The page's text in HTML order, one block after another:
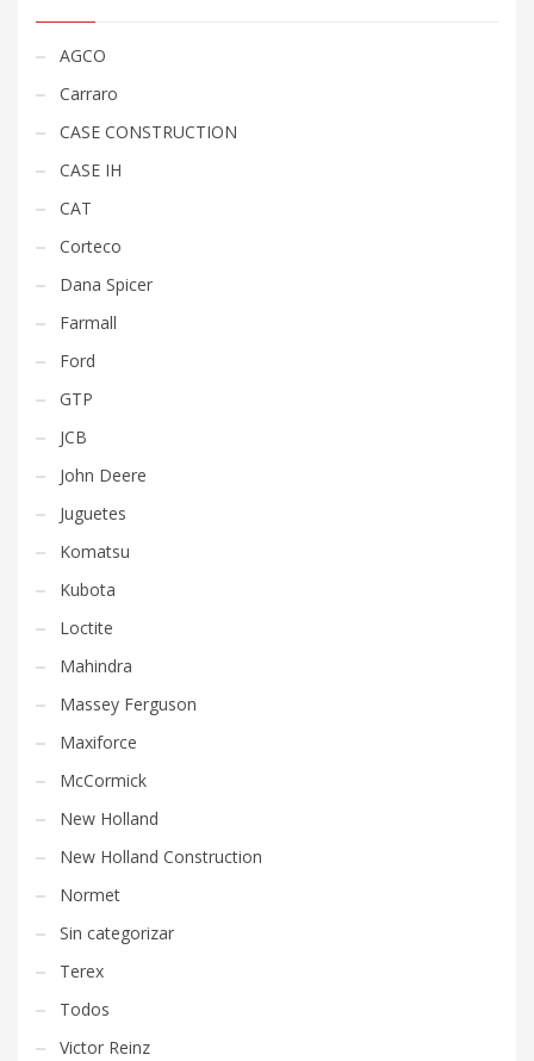
AGCO
Carraro
CASE CONSTRUCTION
CASE IH
CAT
Corteco
Dana Spicer
Farmall
Ford
GTP
JCB
John Deere
Juguetes
Komatsu
Kubota
Loctite
Mahindra
Massey Ferguson
Maxiforce
McCormick
New Holland
New Holland Construction
Normet
Sin categorizar
Terex
Todos
Victor Reinz